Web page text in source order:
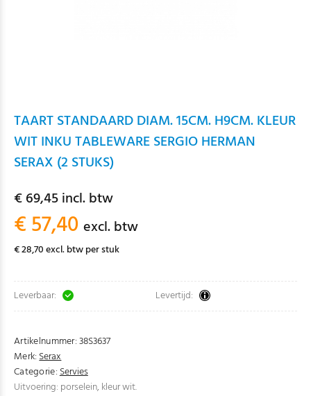
TAART STANDAARD DIAM. 15CM. H9CM. KLEUR
WIT INKU TABLEWARE SERGIO HERMAN
SERAX (2 STUKS)
€ 69,45 incl. btw
€ 57,40 excl. btw
€ 28,70 excl. btw per stuk
Leverbaar: Levertijd:
Artikelnummer:38S3637
Merk:Serax
Categorie:Servies
Uitvoering: porselein, kleur wit.